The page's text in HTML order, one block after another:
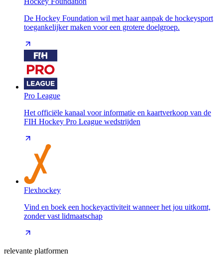
De Hockey Foundation wil met haar aanpak de hockeysport
toegankelijker maken voor een grotere doelgroep.
Pro League
Het officiële kanaal voor informatie en kaartverkoop van de
FIH Hockey Pro League wedstrijden
Flexhockey
Vind en boek een hockeyactiviteit wanneer het jou uitkomt,
zonder vast lidmaatschap
relevante platformen